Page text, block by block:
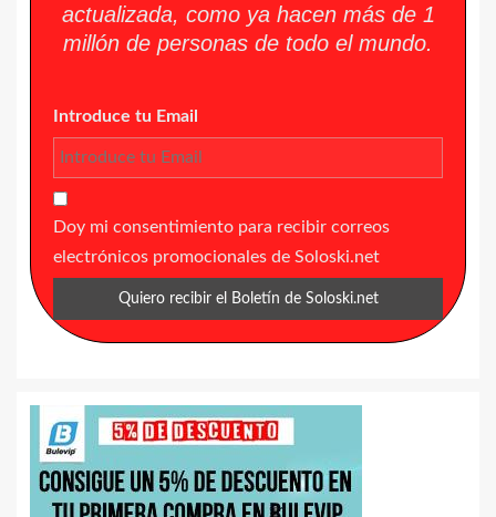
actualizada, como ya hacen más de 1
millón de personas de todo el mundo.
Introduce tu Email
Doy mi consentimiento para recibir correos
electrónicos promocionales de Soloski.net